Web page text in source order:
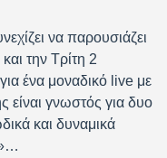
να παρουσιάζει
την Τρίτη 2
ένα μοναδικό live με
είναι γνωστός για δυο
και δυναμικά